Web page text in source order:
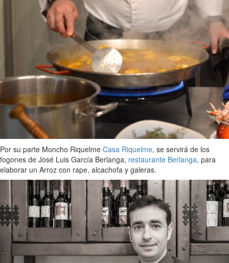
Por su parte Moncho Riquelme Casa Riquelme, se servirá de los
fogones de José Luis García Berlanga, restaurante Berlanga, para
elaborar un Arroz con rape, alcachofa y galeras.